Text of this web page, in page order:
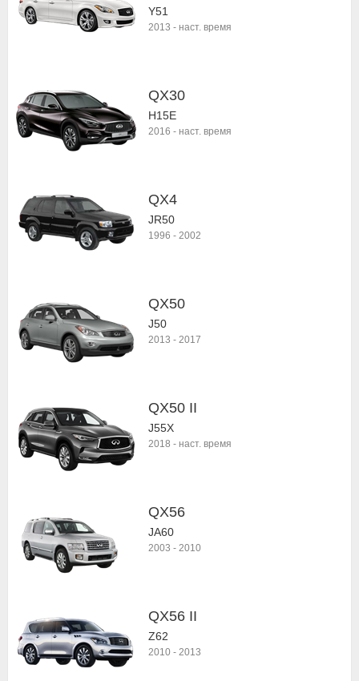
Y51
2013 - наст. время
QX30
H15E
2016 - наст. время
QX4
JR50
1996 - 2002
QX50
J50
2013 - 2017
QX50 II
J55X
2018 - наст. время
QX56
JA60
2003 - 2010
QX56 II
Z62
2010 - 2013